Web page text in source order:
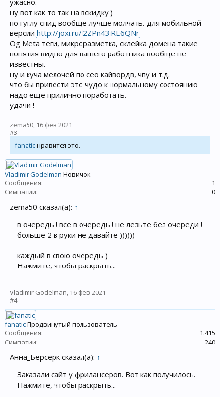
ужасно.
ну вот как то так на вскидку )
по гуглу спид вообще лучше молчать, для мобильной
версии http://joxi.ru/l2ZPn43iRE6QNr
Og Meta теги, микроразметка, склейка домена такие
понятия видно для вашего работника вообще не
известны.
ну и куча мелочей по сео кайвордв, чпу и т.д.
что бы привести это чудо к нормальному состоянию
надо еще прилично поработать.
удачи !
zema50, 16 фев 2021
#3
fanaticнравится это.
Vladimir Godelman Новичок
Сообщения:
1
Симпатии:
0
zema50 сказал(а): ↑
в очередь ! все в очередь ! не лезьте без очереди !
больше 2 в руки не давайте ))))))
каждый в свою очередь )
Нажмите, чтобы раскрыть...
Vladimir Godelman, 16 фев 2021
#4
fanaticПродвинутый пользователь
Сообщения:
1.415
Симпатии:
240
Анна_Берсерк сказал(а): ↑
Заказали сайт у фрилансеров. Вот как получилось.
Нажмите, чтобы раскрыть...